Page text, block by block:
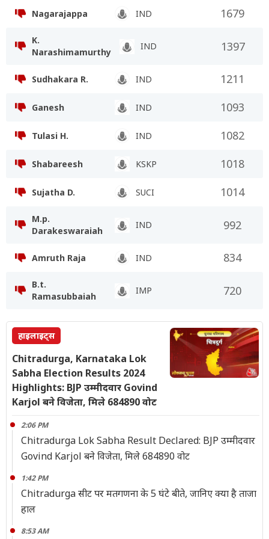
Nagarajappa IND 1679
K.
Narashimamurthy
IND 1397
Sudhakara R. IND 1211
Ganesh IND 1093
Tulasi H. IND 1082
Shabareesh KSKP 1018
Sujatha D. SUCI 1014
M.p.
Darakeswaraiah
IND 992
Amruth Raja IND 834
B.t.
Ramasubbaiah
IMP 720
हाइलाइट्स
Chitradurga, Karnataka Lok
Sabha Election Results 2024
Highlights: BJP उम्मीदवार Govind
Karjol बने विजेता, मिले 684890 वोट
2:06 PM
Chitradurga Lok Sabha Result Declared: BJP उम्मीदवार
Govind Karjol बने विजेता, मिले 684890 वोट
1:42 PM
Chitradurga सीट पर मतगणना के 5 घंटे बीते, जानिए क्या है ताजा
हाल
8:53 AM